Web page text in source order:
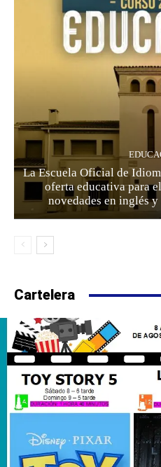
La Escuela Oficial de
oferta educativa para
novedades en inglés
Cartelera